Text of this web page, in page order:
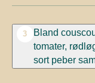
3
Bland
tomater,
sort peber